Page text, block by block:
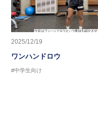
2025/12/19
ワンハンドロウ
#中学生向け